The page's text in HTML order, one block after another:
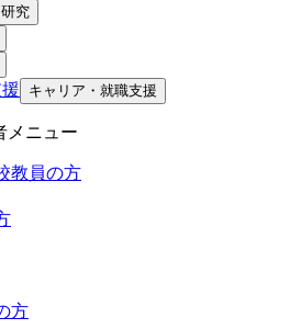
究
キャリア・就職支援
教員の方
方